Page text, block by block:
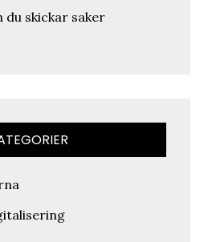
du skickar saker